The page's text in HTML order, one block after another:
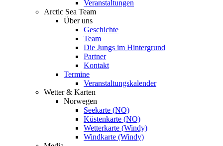
Veranstaltungen
Arctic Sea Team
Über uns
Geschichte
Team
Die Jungs im Hintergrund
Partner
Kontakt
Termine
Veranstaltungskalender
Wetter & Karten
Norwegen
Seekarte (NO)
Küstenkarte (NO)
Wetterkarte (Windy)
Windkarte (Windy)